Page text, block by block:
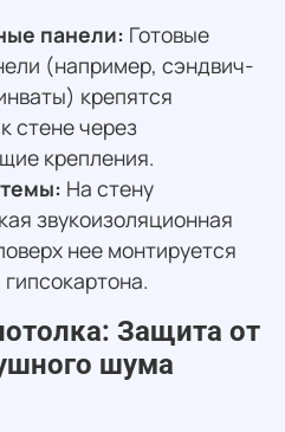
панели: Готовые
(например, сэндвич-
крепятся
стене через
крепления.
На стену
звукоизоляционная
нее монтируется
Защита от
шума